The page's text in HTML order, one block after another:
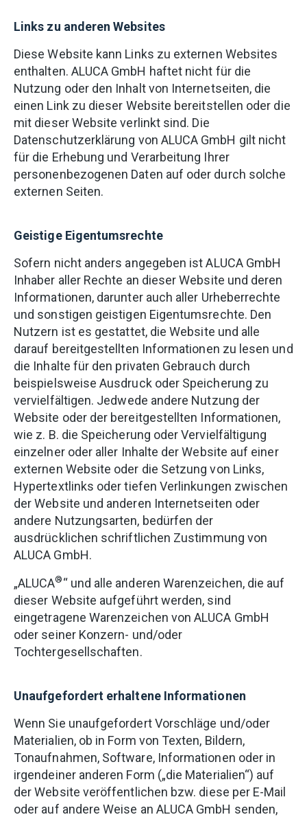
Links zu anderen Websites
Diese Website kann Links zu externen Websites
enthalten. ALUCA GmbH haftet nicht für die
Nutzung oder den Inhalt von Internetseiten, die
einen Link zu dieser Website bereitstellen oder die
mit dieser Website verlinkt sind. Die
Datenschutzerklärung von ALUCA GmbH gilt nicht
für die Erhebung und Verarbeitung Ihrer
personenbezogenen Daten auf oder durch solche
externen Seiten.
Geistige Eigentumsrechte
Sofern nicht anders angegeben ist ALUCA GmbH
Inhaber aller Rechte an dieser Website und deren
Informationen, darunter auch aller Urheberrechte
und sonstigen geistigen Eigentumsrechte. Den
Nutzern ist es gestattet, die Website und alle
darauf bereitgestellten Informationen zu lesen und
die Inhalte für den privaten Gebrauch durch
beispielsweise Ausdruck oder Speicherung zu
vervielfältigen. Jedwede andere Nutzung der
Website oder der bereitgestellten Informationen,
wie z. B. die Speicherung oder Vervielfältigung
einzelner oder aller Inhalte der Website auf einer
externen Website oder die Setzung von Links,
Hypertextlinks oder tiefen Verlinkungen zwischen
der Website und anderen Internetseiten oder
andere Nutzungsarten, bedürfen der
ausdrücklichen schriftlichen Zustimmung von
ALUCA GmbH.
„ALUCA®“ und alle anderen Warenzeichen, die auf
dieser Website aufgeführt werden, sind
eingetragene Warenzeichen von ALUCA GmbH
oder seiner Konzern- und/oder
Tochtergesellschaften.
Unaufgefordert erhaltene Informationen
Wenn Sie unaufgefordert Vorschläge und/oder
Materialien, ob in Form von Texten, Bildern,
Tonaufnahmen, Software, Informationen oder in
irgendeiner anderen Form („die Materialien“) auf
der Website veröffentlichen bzw. diese per E-Mail
oder auf andere Weise an ALUCA GmbH senden,